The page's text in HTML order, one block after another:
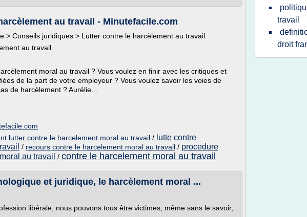
au travail - Minutefacile.com
> Conseils juridiques > Lutter contre le harcèlement au travail
au travail
moral au travail ? Vous voulez en finir avec les critiques et
de la part de votre employeur ? Vous voulez savoir les voies de
de harcèlement ? Aurélie...
lutter contre le harcelement moral au travail / lutte contre
/ recours contre le harcelement moral au travail / procedure
au travail / contre le harcelement moral au travail
et juridique, le harcèlement moral ...
libérale, nous pouvons tous être victimes, même sans le savoir,
travail
droit